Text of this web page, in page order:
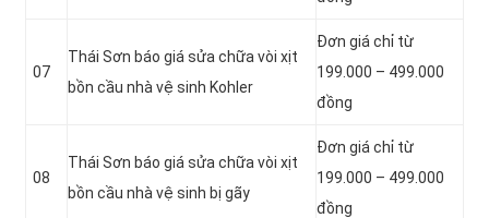
07
Thái Sơn báo giá sửa chữa vòi xịt
bồn cầu nhà vệ sinh Kohler
Đơn giá chỉ từ
199.000 – 499.000
đồng
08
Thái Sơn báo giá sửa chữa vòi xịt
bồn cầu nhà vệ sinh bị gãy
Đơn giá chỉ từ
199.000 – 499.000
đồng